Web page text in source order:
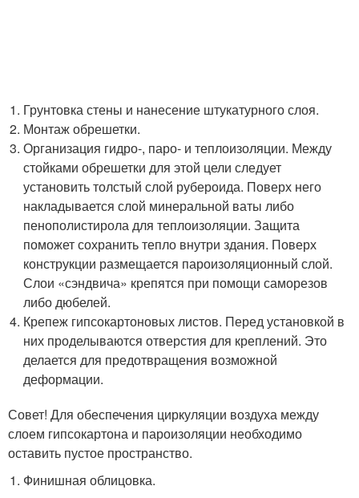
Грунтовка стены и нанесение штукатурного слоя.
Монтаж обрешетки.
Организация гидро-, паро- и теплоизоляции. Между
стойками обрешетки для этой цели следует
установить толстый слой рубероида. Поверх него
накладывается слой минеральной ваты либо
пенополистирола для теплоизоляции. Защита
поможет сохранить тепло внутри здания. Поверх
конструкции размещается пароизоляционный слой.
Слои «сэндвича» крепятся при помощи саморезов
либо дюбелей.
Крепеж гипсокартоновых листов. Перед установкой в
них проделываются отверстия для креплений. Это
делается для предотвращения возможной
деформации.
Совет! Для обеспечения циркуляции воздуха между
слоем гипсокартона и пароизоляции необходимо
оставить пустое пространство.
Финишная облицовка.